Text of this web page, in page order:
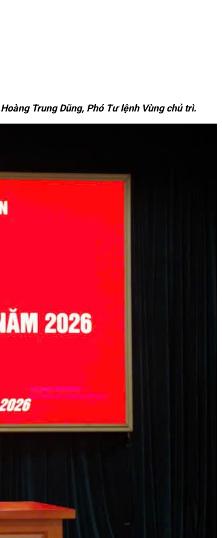
Trung Dũng, Phó Tư lệnh Vùng chủ trì.